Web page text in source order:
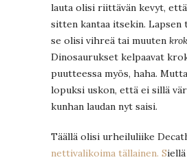
lauta olisi riittävän kevyt,
sitten kantaa itsekin. Lapsen
se olisi vihreä tai muuten
Dinosaurukset kelpaavat
puutteessa myös, haha.
lopuksi uskon, että ei sillä
kunhan laudan nyt saisi.
Täällä olisi urheiluliike
nettivalikoima tällainen. S